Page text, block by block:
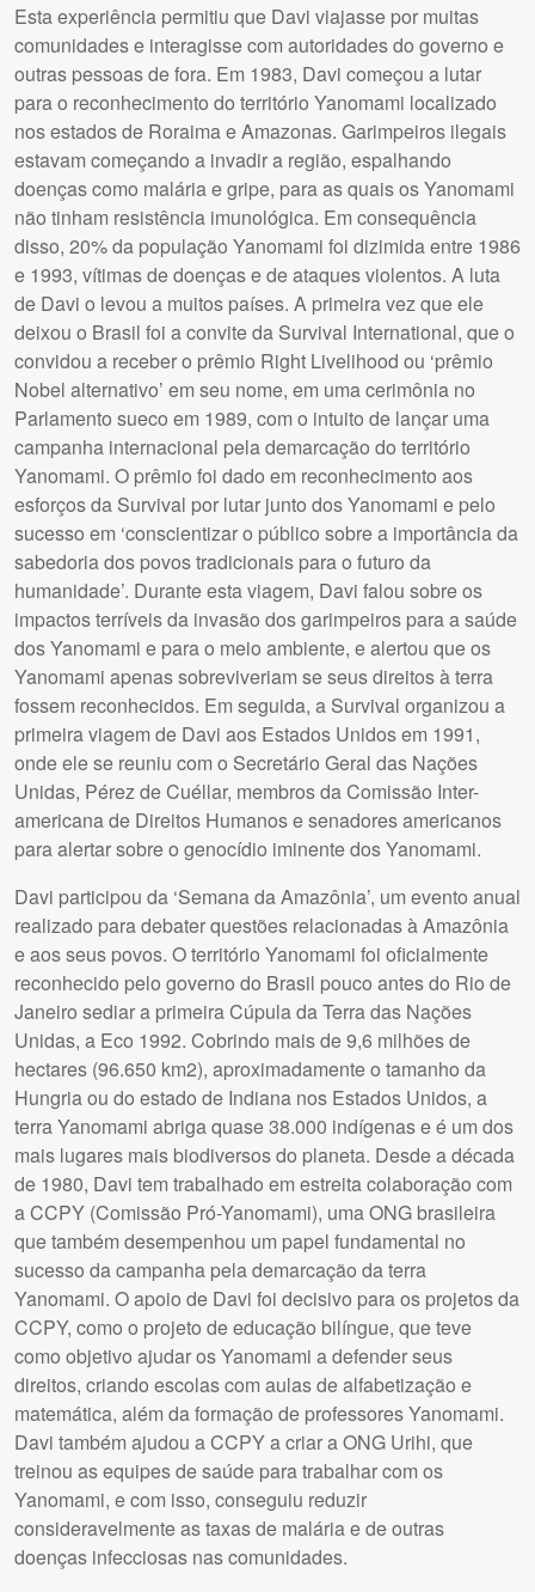
Esta experiência permitiu que Davi viajasse por muitas
comunidades e interagisse com autoridades do governo e
outras pessoas de fora. Em 1983, Davi começou a lutar
para o reconhecimento do território Yanomami localizado
nos estados de Roraima e Amazonas. Garimpeiros ilegais
estavam começando a invadir a região, espalhando
doenças como malária e gripe, para as quais os Yanomami
não tinham resistência imunológica. Em consequência
disso, 20% da população Yanomami foi dizimida entre 1986
e 1993, vítimas de doenças e de ataques violentos. A luta
de Davi o levou a muitos países. A primeira vez que ele
deixou o Brasil foi a convite da Survival International, que o
convidou a receber o prêmio Right Livelihood ou ‘prêmio
Nobel alternativo’ em seu nome, em uma cerimônia no
Parlamento sueco em 1989, com o intuito de lançar uma
campanha internacional pela demarcação do território
Yanomami. O prêmio foi dado em reconhecimento aos
esforços da Survival por lutar junto dos Yanomami e pelo
sucesso em ‘conscientizar o público sobre a importância da
sabedoria dos povos tradicionais para o futuro da
humanidade’. Durante esta viagem, Davi falou sobre os
impactos terríveis da invasão dos garimpeiros para a saúde
dos Yanomami e para o meio ambiente, e alertou que os
Yanomami apenas sobreviveriam se seus direitos à terra
fossem reconhecidos. Em seguida, a Survival organizou a
primeira viagem de Davi aos Estados Unidos em 1991,
onde ele se reuniu com o Secretário Geral das Nações
Unidas, Pérez de Cuéllar, membros da Comissão Inter-
americana de Direitos Humanos e senadores americanos
para alertar sobre o genocídio iminente dos Yanomami.
Davi participou da ‘Semana da Amazônia’, um evento anual
realizado para debater questões relacionadas à Amazônia
e aos seus povos. O território Yanomami foi oficialmente
reconhecido pelo governo do Brasil pouco antes do Rio de
Janeiro sediar a primeira Cúpula da Terra das Nações
Unidas, a Eco 1992. Cobrindo mais de 9,6 milhões de
hectares (96.650 km2), aproximadamente o tamanho da
Hungria ou do estado de Indiana nos Estados Unidos, a
terra Yanomami abriga quase 38.000 indígenas e é um dos
mais lugares mais biodiversos do planeta. Desde a década
de 1980, Davi tem trabalhado em estreita colaboração com
a CCPY (Comissão Pró-Yanomami), uma ONG brasileira
que também desempenhou um papel fundamental no
sucesso da campanha pela demarcação da terra
Yanomami. O apoio de Davi foi decisivo para os projetos da
CCPY, como o projeto de educação bilíngue, que teve
como objetivo ajudar os Yanomami a defender seus
direitos, criando escolas com aulas de alfabetização e
matemática, além da formação de professores Yanomami.
Davi também ajudou a CCPY a criar a ONG Urihi, que
treinou as equipes de saúde para trabalhar com os
Yanomami, e com isso, conseguiu reduzir
consideravelmente as taxas de malária e de outras
doenças infecciosas nas comunidades.